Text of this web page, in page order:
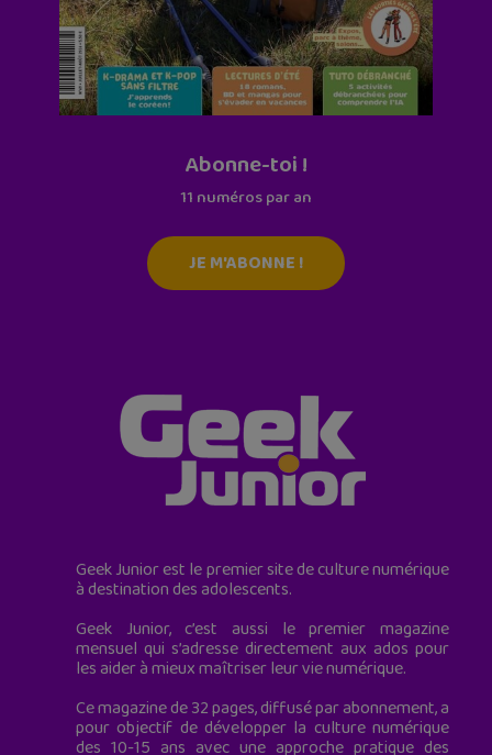
Abonne-toi !
11 numéros par an
JE M'ABONNE !
Geek Junior est le premier site de culture numérique
à destination des adolescents.
Geek Junior, c’est aussi le premier magazine
mensuel qui s’adresse directement aux ados pour
les aider à mieux maîtriser leur vie numérique.
Ce magazine de 32 pages, diffusé par abonnement, a
pour objectif de développer la culture numérique
des 10-15 ans avec une approche pratique des